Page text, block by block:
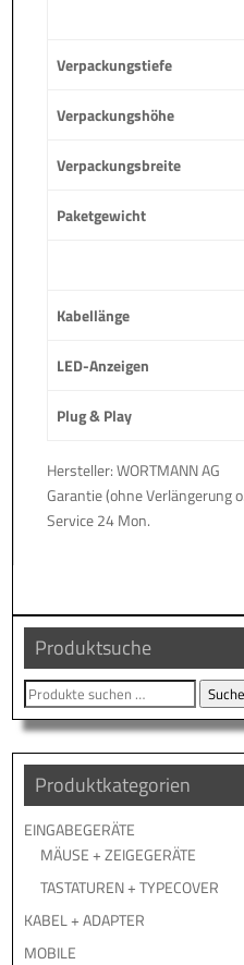
Verpackungstiefe
Verpackungshöhe
Verpackungsbreite
Paketgewicht
Kabellänge
LED-Anzeigen
Plug & Play
Hersteller: WORTMANN AG
Garantie (ohne Verlängerung
Service 24 Mon.
Produktsuche
Suche
nach:
Produktkategorien
EINGABEGERÄTE
MÄUSE + ZEIGEGERÄTE
TASTATUREN + TYPECOVER
KABEL + ADAPTER
MOBILE